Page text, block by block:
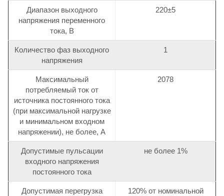
Диапазон выходного
напряжения переменного
тока, В
220±5
Количество фаз выходного
напряжения
1
Максимальный
потребляемый ток от
источника постоянного тока
(при максимальной нагрузке
и минимальном входном
напряжении), не более, А
2078
Допустимые пульсации
входного напряжения
постоянного тока
не более 1%
Допустимая перегрузка
120% от номинальной